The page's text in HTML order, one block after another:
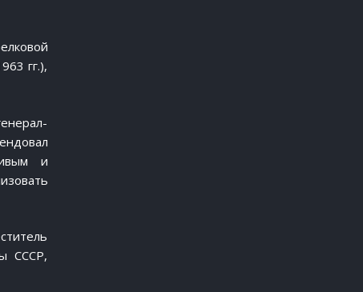
гг.),
и
СССР,